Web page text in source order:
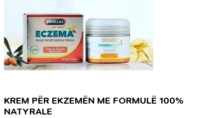
KREM PËR EKZEMËN ME FORMULË 100%
NATYRALE